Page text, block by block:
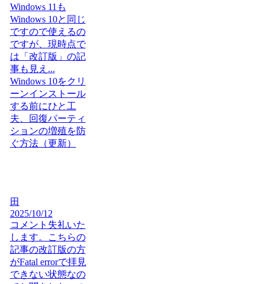
Windows 11も
Windows 10と同じ
ですので使えるの
ですが、現時点で
は「改訂版」の記
事も見え...
Windows 10をクリ
ーンインストール
する前にひと工
夫、回復パーティ
ションの増殖を防
ぐ方法（更新）
田
2025/10/12
コメント失礼いた
します。こちらの
記事の改訂版の方
がFatal errorで拝見
できない状態なの